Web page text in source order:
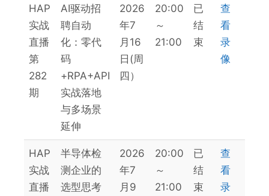
HAP
实战
直播
第
282
期
AI驱动招
聘自动
化：零代
码
+RPA+API
实战落地
与多场景
延伸
2026
年7
月16
日(周
四）
20:00
～
21:00
已
结
束
查
看
录
像
HAP
实战
直播
半导体检
测企业的
选型思考
2026
年7
月9
20:00
～
21:00
已
结
束
查
看
录